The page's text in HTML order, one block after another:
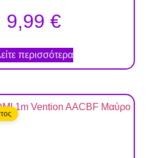
9,99€
περισσότερα